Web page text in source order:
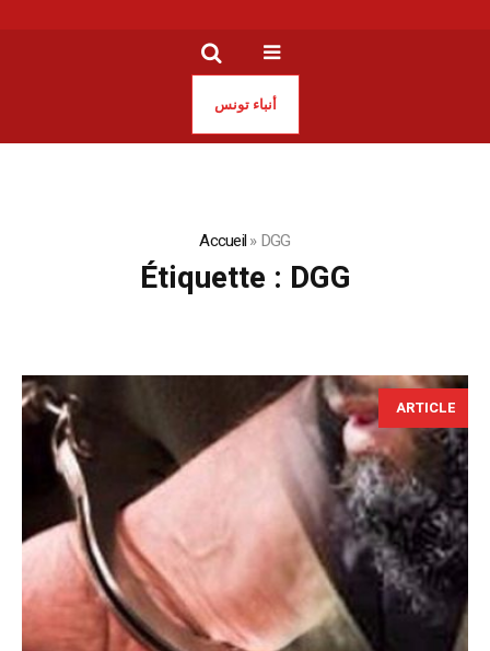
أنباء تونس
Accueil»DGG
Étiquette : DGG
ARTICLE